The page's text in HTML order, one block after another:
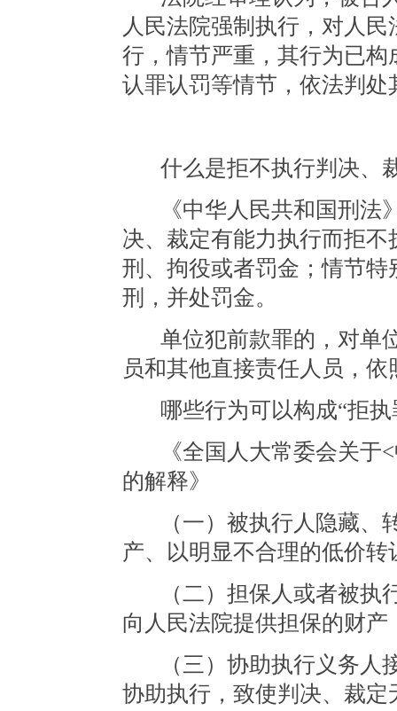
人民法院强制执行，对人
行，情节严重，其行为已
认罪认罚等情节，依法判
什么是拒不执行判决、
《中华人民共和国刑
决、裁定有能力执行而拒
刑、拘役或者罚金；情节
刑，并处罚金。
单位犯前款罪的，对单
员和其他直接责任人员，
哪些行为可以构成“拒
《全国人大常委会关于
的解释》
（一）被执行人隐藏
产、以明显不合理的低价
（二）担保人或者被
向人民法院提供担保的财
（三）协助执行义务
协助执行，致使判决、裁定